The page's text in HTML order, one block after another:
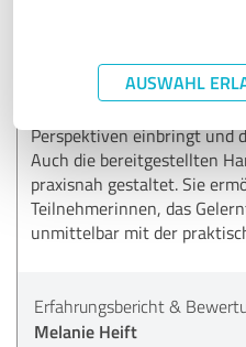
AUSWAHL
Durch ihre empathische
ihr Wissen sehr lebendig
Seminarstunden vergehen
bereichernd ist dabei auch
interdisziplinären Gruppe,
Perspektiven einbringt und
Auch die bereitgestellten
praxisnah gestaltet. Sie
Teilnehmerinnen, das
unmittelbar mit der
Erfahrungsbericht &
Melanie Heift